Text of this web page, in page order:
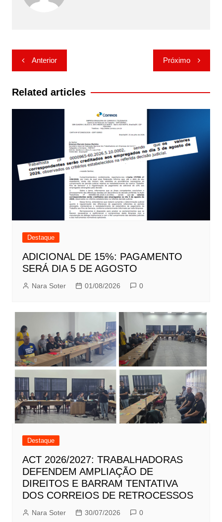
Navegação
de
Post
Anterior Próximo
Related articles
Destaque
ADICIONAL DE 15%: PAGAMENTO
SERÁ DIA 5 DE AGOSTO
Nara Soter 01/08/2026 0
Destaque
ACT 2026/2027: TRABALHADORAS
DEFENDEM AMPLIAÇÃO DE
DIREITOS E BARRAM TENTATIVA
DOS CORREIOS DE RETROCESSOS
Nara Soter 30/07/2026 0